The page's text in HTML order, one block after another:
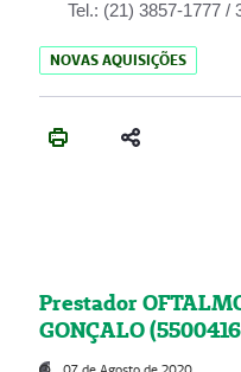
Tel.: (21) 3857-1777 /
NOVAS AQUISIÇÕES
Prestador
GONÇALO